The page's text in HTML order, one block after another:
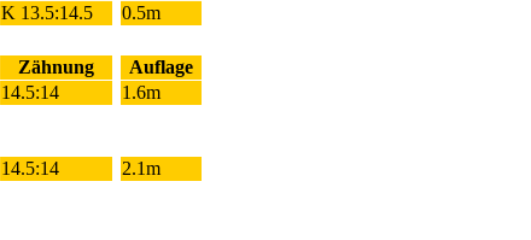
K 13.5:14.5
0.5m
Zähnung
Auflage
14.5:14
1.6m
14.5:14 2.1m